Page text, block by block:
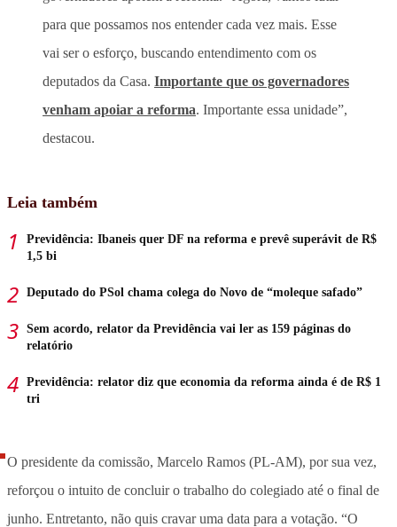
para que possamos nos entender cada vez mais. Esse
vai ser o esforço, buscando entendimento com os
deputados da Casa. Importante que os governadores
venham apoiar a reforma. Importante essa unidade”,
destacou.
Leia também
Previdência: Ibaneis quer DF na reforma e prevê superávit de R$
1,5 bi
Deputado do PSol chama colega do Novo de “moleque safado”
Sem acordo, relator da Previdência vai ler as 159 páginas do
relatório
Previdência: relator diz que economia da reforma ainda é de R$ 1
tri
O presidente da comissão, Marcelo Ramos (PL-AM), por sua vez,
reforçou o intuito de concluir o trabalho do colegiado até o final de
junho. Entretanto, não quis cravar uma data para a votação. “O